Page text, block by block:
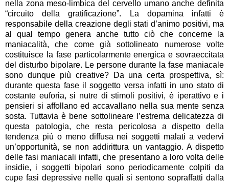
nella zona meso-limbica del cervello umano anche definita
“circuito della gratificazione”. La dopamina infatti è
responsabile della creazione degli stati d’animo positivi, ma
al qual tempo genera anche tutto ciò che concerne la
maniacalità, che come già sottolineato numerose volte
costituisce la fase particolarmente energica e sovraeccitata
del disturbo bipolare. Le persone durante la fase maniacale
sono dunque più creative? Da una certa prospettiva, sì:
durante questa fase il soggetto versa infatti in uno stato di
costante euforia, si nutre di stimoli positivi, è iperattivo e i
pensieri si affollano ed accavallano nella sua mente senza
sosta. Tuttavia è bene sottolineare l’estrema delicatezza di
questa patologia, che resta pericolosa a dispetto della
tendenza più o meno diffusa nei soggetti malati a vedervi
un’opportunità, se non addirittura un vantaggio. A dispetto
delle fasi maniacali infatti, che presentano a loro volta delle
insidie, i soggetti bipolari sono periodicamente colpiti da
cupe fasi depressive nelle quali si sentono sopraffatti dalla